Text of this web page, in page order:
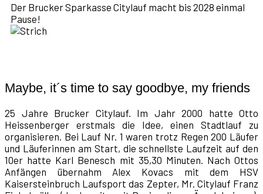
Der Brucker Sparkasse Citylauf macht bis 2028 einmal
Pause!
Maybe, it´s time to say goodbye, my friends
25 Jahre Brucker Citylauf. Im Jahr 2000 hatte Otto
Heissenberger erstmals die Idee, einen Stadtlauf zu
organisieren. Bei Lauf Nr. 1 waren trotz Regen 200 Läufer
und Läuferinnen am Start, die schnellste Laufzeit auf den
10er hatte Karl Benesch mit 35,30 Minuten. Nach Ottos
Anfängen übernahm Alex Kovacs mit dem HSV
Kaisersteinbruch Laufsport das Zepter, Mr. Citylauf Franz